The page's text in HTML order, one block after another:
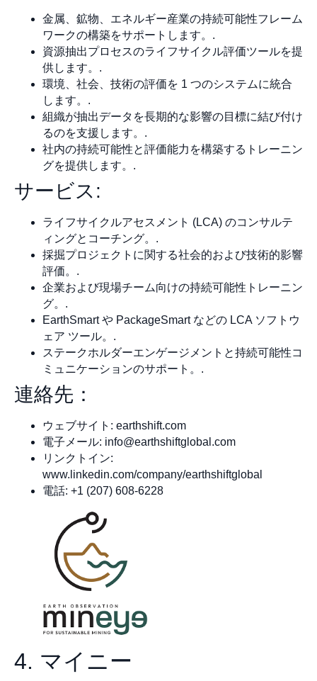
金属、鉱物、エネルギー産業の持続可能性フレーム
ワークの構築をサポートします。.
資源抽出プロセスのライフサイクル評価ツールを提
供します。.
環境、社会、技術の評価を 1 つのシステムに統合
します。.
組織が抽出データを長期的な影響の目標に結び付け
るのを支援します。.
社内の持続可能性と評価能力を構築するトレーニン
グを提供します。.
サービス:
ライフサイクルアセスメント (LCA) のコンサルテ
ィングとコーチング。.
採掘プロジェクトに関する社会的および技術的影響
評価。.
企業および現場チーム向けの持続可能性トレーニン
グ。.
EarthSmart や PackageSmart などの LCA ソフトウ
ェア ツール。.
ステークホルダーエンゲージメントと持続可能性コ
ミュニケーションのサポート。.
連絡先：
ウェブサイト: earthshift.com
電子メール: info@earthshiftglobal.com
リンクトイン:
www.linkedin.com/company/earthshiftglobal
電話: +1 (207) 608-6228
4. マイニー